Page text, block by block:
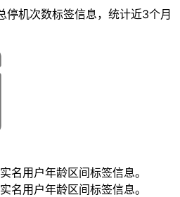
停机次数标签信息，统计近3个月
名用户年龄区间标签信息。
名用户年龄区间标签信息。